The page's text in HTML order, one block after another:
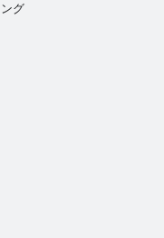
グ